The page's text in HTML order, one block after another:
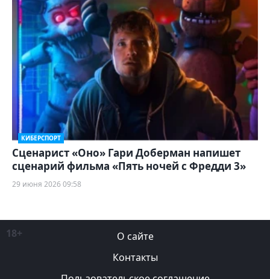
КИБЕРСПОРТ
Сценарист «Оно» Гари Доберман напишет
сценарий фильма «Пять ночей с Фредди 3»
29 июня 2026 09:58
18+
О сайте
Контакты